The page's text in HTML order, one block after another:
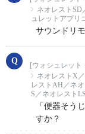
ネオレストSD
ュレットアプリ
サウンドリ
[ウォシュレット
ネオレストX
レストAH／ネ
S／ネオレスト
「便器そう
すか？